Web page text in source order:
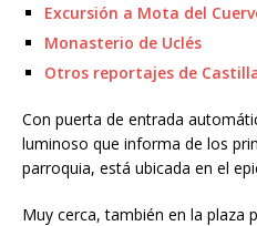
Excursión a Mota del
Monasterio de Uclés
Otros reportajes de
Con puerta de entrada
luminoso que informa de los
parroquia, está ubicada en el
Muy cerca, también en la plaza